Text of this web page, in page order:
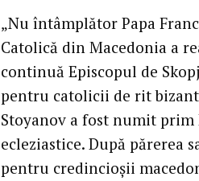
„Nu întâmplător Papa
Catolică din Macedonia a
continuă Episcopul de
pentru catolicii de rit
Stoyanov a fost numit
ecleziastice. După părerea
pentru credincioșii